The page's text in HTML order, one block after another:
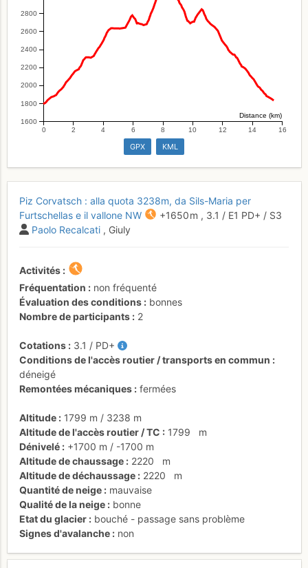
1600
1800
2000
2200
2400
2600
2800
0 2 4 6 8 10 12 14 16
Distance (km)
GPX KML
Piz Corvatsch : alla quota 3238m, da Sils-Maria per
Furtschellas e il vallone NW
+1650 m , 3.1 / E1 PD+ / S3
Paolo Recalcati , Giuly
Activités
Fréquentation
non fréquenté
Évaluation des conditions
bonnes
Nombre de participants
2
Cotations 3.1 / PD+
Conditions de l'accès routier / transports en commun
déneigé
Remontées mécaniques
fermées
Altitude 1799 m / 3238 m
Altitude de l'accès routier / TC
1799
m
Dénivelé
+1700 m / -1700 m
Altitude de chaussage
2220
m
Altitude de déchaussage
2220
m
Quantité de neige
mauvaise
Qualité de la neige
bonne
Etat du glacier
bouché - passage sans problème
Signes d'avalanche
non